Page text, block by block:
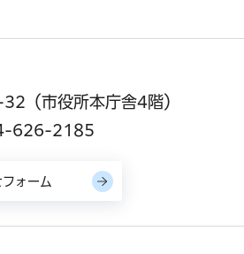
（市役所本庁舎4階）
626-2185